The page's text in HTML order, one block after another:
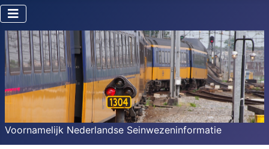
Voornamelijk Nederlandse Seinwezeninformatie